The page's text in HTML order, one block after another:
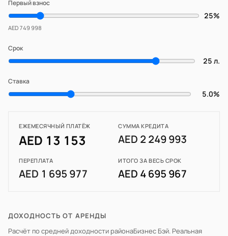
Первый взнос
25%
AED 749 998
Срок
25 л.
Ставка
5.0%
ЕЖЕМЕСЯЧНЫЙ ПЛАТЁЖ
AED 13 153
СУММА КРЕДИТА
AED 2 249 993
ПЕРЕПЛАТА
AED 1 695 977
ИТОГО ЗА ВЕСЬ СРОК
AED 4 695 967
ДОХОДНОСТЬ ОТ АРЕНДЫ
Расчёт по средней доходности районаБизнес Бэй. Реальная